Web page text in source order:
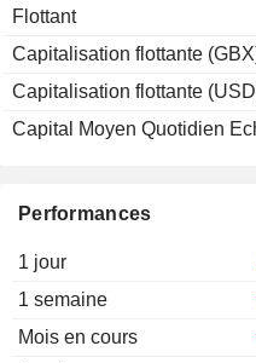
Performances
1 jour
1 semaine
Mois en cours
Flottant
Capitalisation flottante
Capitalisation flottante
Capital Moyen Quotidien
1992